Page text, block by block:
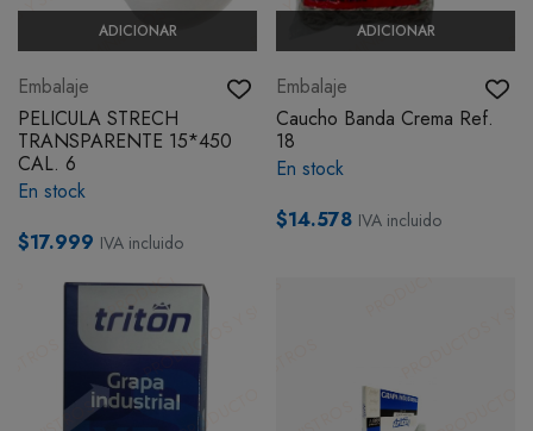
ADICIONAR
Embalaje
PELICULA STRECH
TRANSPARENTE 15*450
CAL. 6
En stock
$17.999 IVA incluido
ADICIONAR
Embalaje
Caucho Banda Crema Ref.
18
En stock
$14.578 IVA incluido